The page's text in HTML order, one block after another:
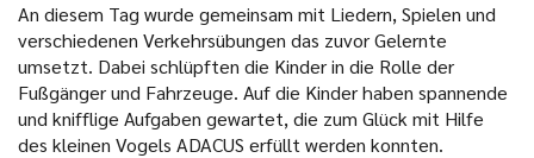
An diesem Tag wurde gemeinsam mit Liedern, Spielen und
verschiedenen Verkehrsübungen das zuvor Gelernte
umsetzt. Dabei schlüpften die Kinder in die Rolle der
Fußgänger und Fahrzeuge. Auf die Kinder haben spannende
und knifflige Aufgaben gewartet, die zum Glück mit Hilfe
des kleinen Vogels ADACUS erfüllt werden konnten.